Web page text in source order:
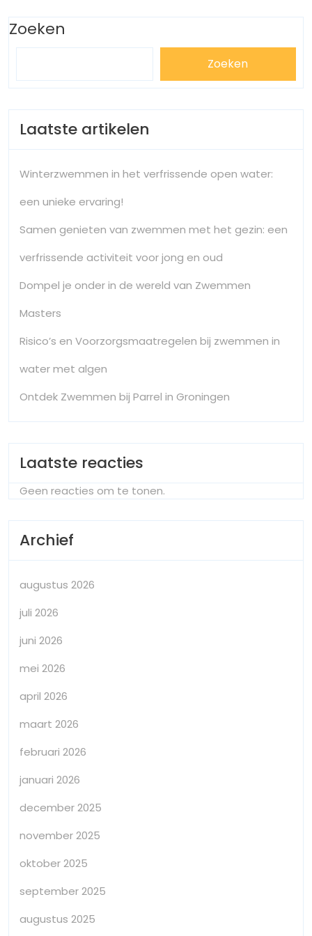
Ontdek
Feiten!
Zoeken
Zoeken
Laatste artikelen
Winterzwemmen in het verfrissende open water:
een unieke ervaring!
Samen genieten van zwemmen met het gezin: een
verfrissende activiteit voor jong en oud
Dompel je onder in de wereld van Zwemmen
Masters
Risico’s en Voorzorgsmaatregelen bij zwemmen in
water met algen
Ontdek Zwemmen bij Parrel in Groningen
Laatste reacties
Geen reacties om te tonen.
Archief
augustus 2026
juli 2026
juni 2026
mei 2026
april 2026
maart 2026
februari 2026
januari 2026
december 2025
november 2025
oktober 2025
september 2025
augustus 2025